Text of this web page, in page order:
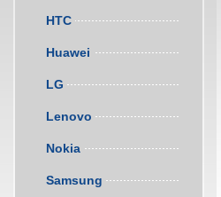
HTC
Huawei
LG
Lenovo
Nokia
Samsung